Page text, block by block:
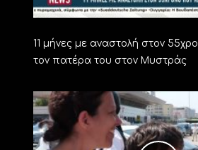
11 μήνες με αναστολή στον
τον πατέρα του στον Μυστράς